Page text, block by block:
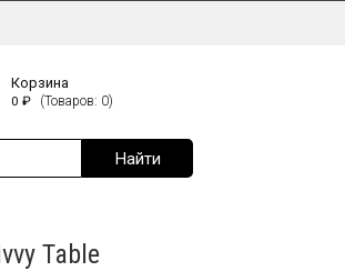
Корзина
0 ₽ (Товаров: 0)
Table